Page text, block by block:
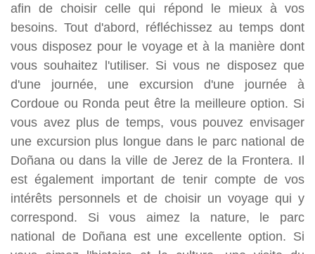
afin de choisir celle qui répond le mieux à vos
besoins. Tout d'abord, réfléchissez au temps dont
vous disposez pour le voyage et à la manière dont
vous souhaitez l'utiliser. Si vous ne disposez que
d'une journée, une excursion d'une journée à
Cordoue ou Ronda peut être la meilleure option. Si
vous avez plus de temps, vous pouvez envisager
une excursion plus longue dans le parc national de
Doñana ou dans la ville de Jerez de la Frontera. Il
est également important de tenir compte de vos
intérêts personnels et de choisir un voyage qui y
correspond. Si vous aimez la nature, le parc
national de Doñana est une excellente option. Si